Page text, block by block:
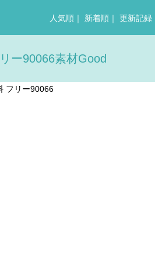
人気順 ｜ 新着順 ｜ 更新記録
ー90066素材Good
フリー90066